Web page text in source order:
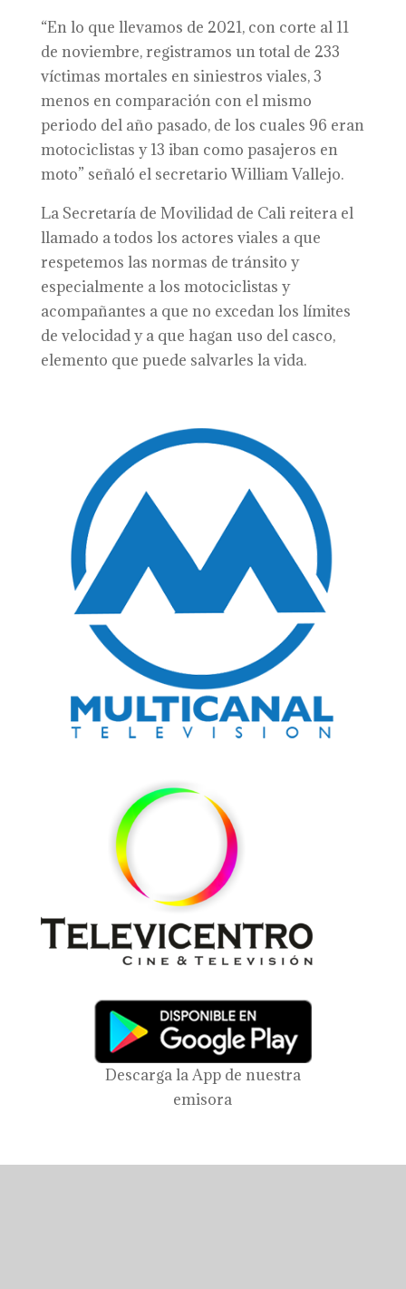
“En lo que llevamos de 2021, con corte al 11
de noviembre, registramos un total de 233
víctimas mortales en siniestros viales, 3
menos en comparación con el mismo
periodo del año pasado, de los cuales 96 eran
motociclistas y 13 iban como pasajeros en
moto” señaló el secretario William Vallejo.
La Secretaría de Movilidad de Cali reitera el
llamado a todos los actores viales a que
respetemos las normas de tránsito y
especialmente a los motociclistas y
acompañantes a que no excedan los límites
de velocidad y a que hagan uso del casco,
elemento que puede salvarles la vida.
Descarga la App de nuestra
emisora